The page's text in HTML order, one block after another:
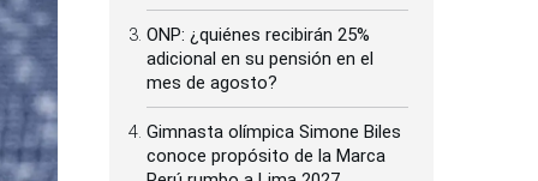
ONP: ¿quiénes recibirán 25%
adicional en su pensión en el
mes de agosto?
Gimnasta olímpica Simone Biles
conoce propósito de la Marca